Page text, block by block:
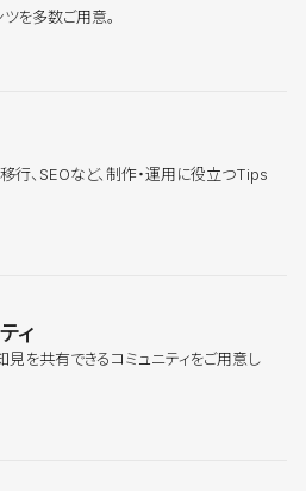
を多数ご用意。
行、SEOなど、制作・運用に役立つTips
ィ
を共有できるコミュニティをご用意し